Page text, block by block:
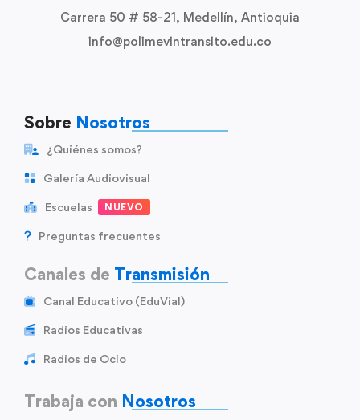
Carrera 50 # 58-21, Medellín, Antioquia
info@polimevintransito.edu.co
Sobre Nosotros
¿Quiénes somos?
Galería Audiovisual
Escuelas NUEVO
Preguntas frecuentes
Canales de Transmisión
Canal Educativo (EduVial)
Radios Educativas
Radios de Ocio
Trabaja con Nosotros